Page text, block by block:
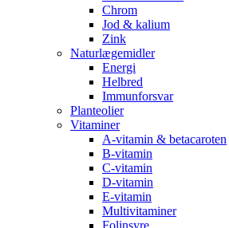
Chrom
Jod & kalium
Zink
Naturlægemidler
Energi
Helbred
Immunforsvar
Planteolier
Vitaminer
A-vitamin & betacaroten
B-vitamin
C-vitamin
D-vitamin
E-vitamin
Multivitaminer